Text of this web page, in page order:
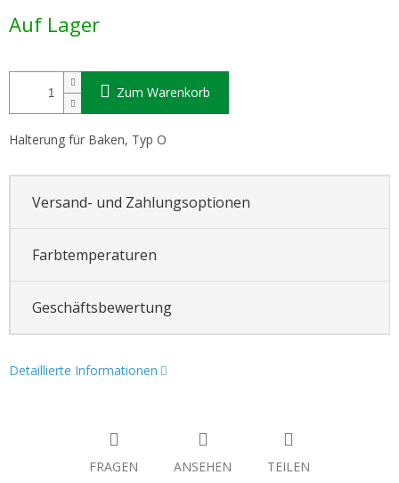
Auf Lager
Zum Warenkorb
Halterung für Baken, Typ O
Versand- und Zahlungsoptionen
Farbtemperaturen
Geschäftsbewertung
Detaillierte Informationen
FRAGEN ANSEHEN TEILEN